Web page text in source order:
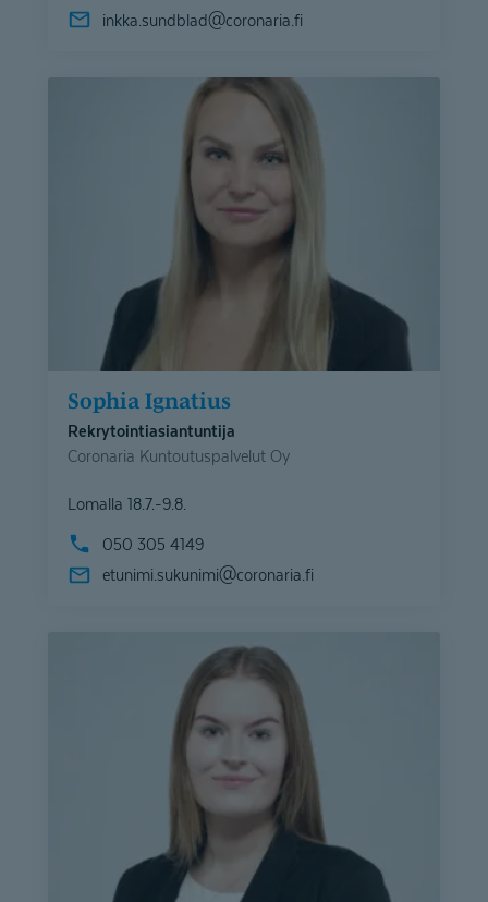
inkka.sundblad@coronaria.fi
Sophia Ignatius
Rekrytointiasiantuntija
Coronaria Kuntoutuspalvelut Oy
Lomalla 18.7.-9.8.
050 305 4149
etunimi.sukunimi@coronaria.fi